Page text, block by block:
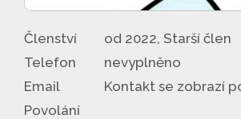
Členství
od 2022, Starší člen
Telefon
nevyplněno
Email
Kontakt se zobrazí
Povolání